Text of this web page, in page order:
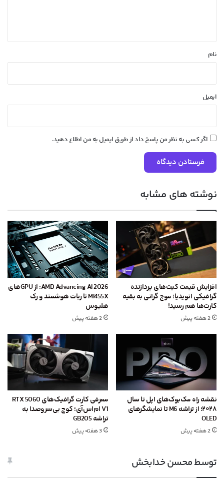
نام
ایمیل
اگر کسی به نظر من پاسخ داد از طریق ایمیل به من اطلاع دهید.
نوشته های مشابه
افزایش قیمت کیت‌های پردازنده
گرافیکی انویدیا؛ موج گرانی به بقیه
کارت‌ها هم رسید!
2 هفته پیش
AMD Advancing AI 2026: از GPU‌های
MI455X تا ربات هوشمند و رک
هلیوس
2 هفته پیش
نقشه راه مک‌بوک‌های اپل تا سال
۲۰۲۸؛ از تراشه M6 تا نمایشگرهای
OLED
2 هفته پیش
معرفی کارت گرافیک‌های RTX 5060
V1 ام‌اس‌آی؛ کوچ بی‌سروصدا به
تراشه GB205
3 هفته پیش
توسط محسن خدابخش